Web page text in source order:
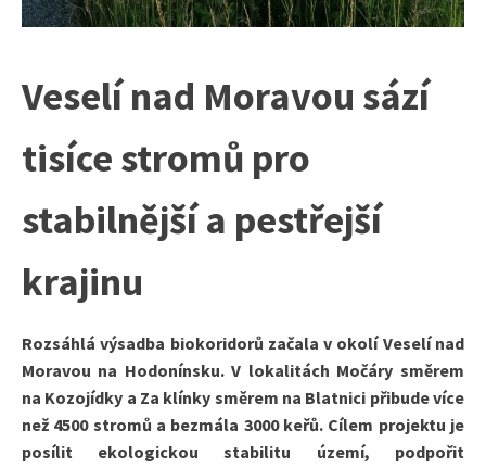
Veselí nad Moravou sází
tisíce stromů pro
stabilnější a pestřejší
krajinu
Rozsáhlá výsadba biokoridorů začala v okolí Veselí nad
Moravou na Hodonínsku. V lokalitách Močáry směrem
na Kozojídky a Za klínky směrem na Blatnici přibude více
než 4500 stromů a bezmála 3000 keřů. Cílem projektu je
posílit ekologickou stabilitu území, podpořit